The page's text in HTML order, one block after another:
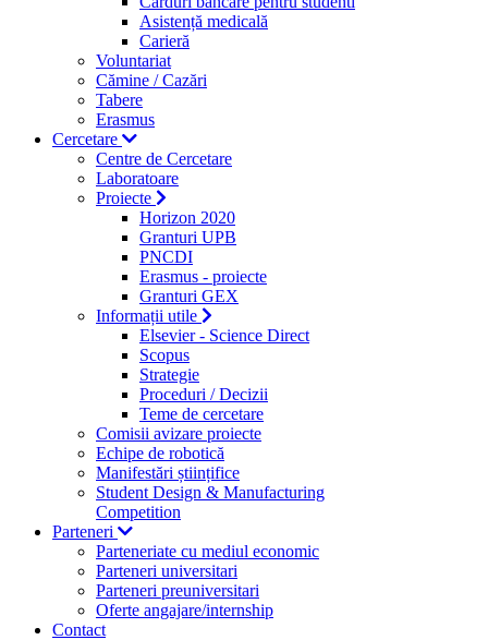
Asistență medicală
Carieră
Voluntariat
Cămine / Cazări
Tabere
Erasmus
Cercetare
Centre de Cercetare
Laboratoare
Proiecte
Horizon 2020
Granturi UPB
PNCDI
Erasmus - proiecte
Granturi GEX
Informații utile
Elsevier - Science Direct
Scopus
Strategie
Proceduri / Decizii
Teme de cercetare
Comisii avizare proiecte
Echipe de robotică
Manifestări științifice
Student Design & Manufacturing
Competition
Parteneri
Parteneriate cu mediul economic
Parteneri universitari
Parteneri preuniversitari
Oferte angajare/internship
Contact